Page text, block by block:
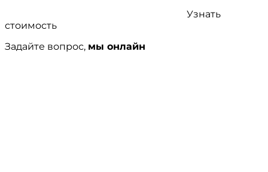
Узнать
стоимость
Задайте вопрос, мы онлайн